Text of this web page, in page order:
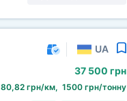
UA
37 500 грн
80,82 грн/км, 1500 грн/тонну